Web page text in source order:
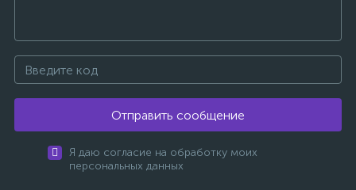
Отправить сообщение
Я даю согласие на обработку моих
персональных данных